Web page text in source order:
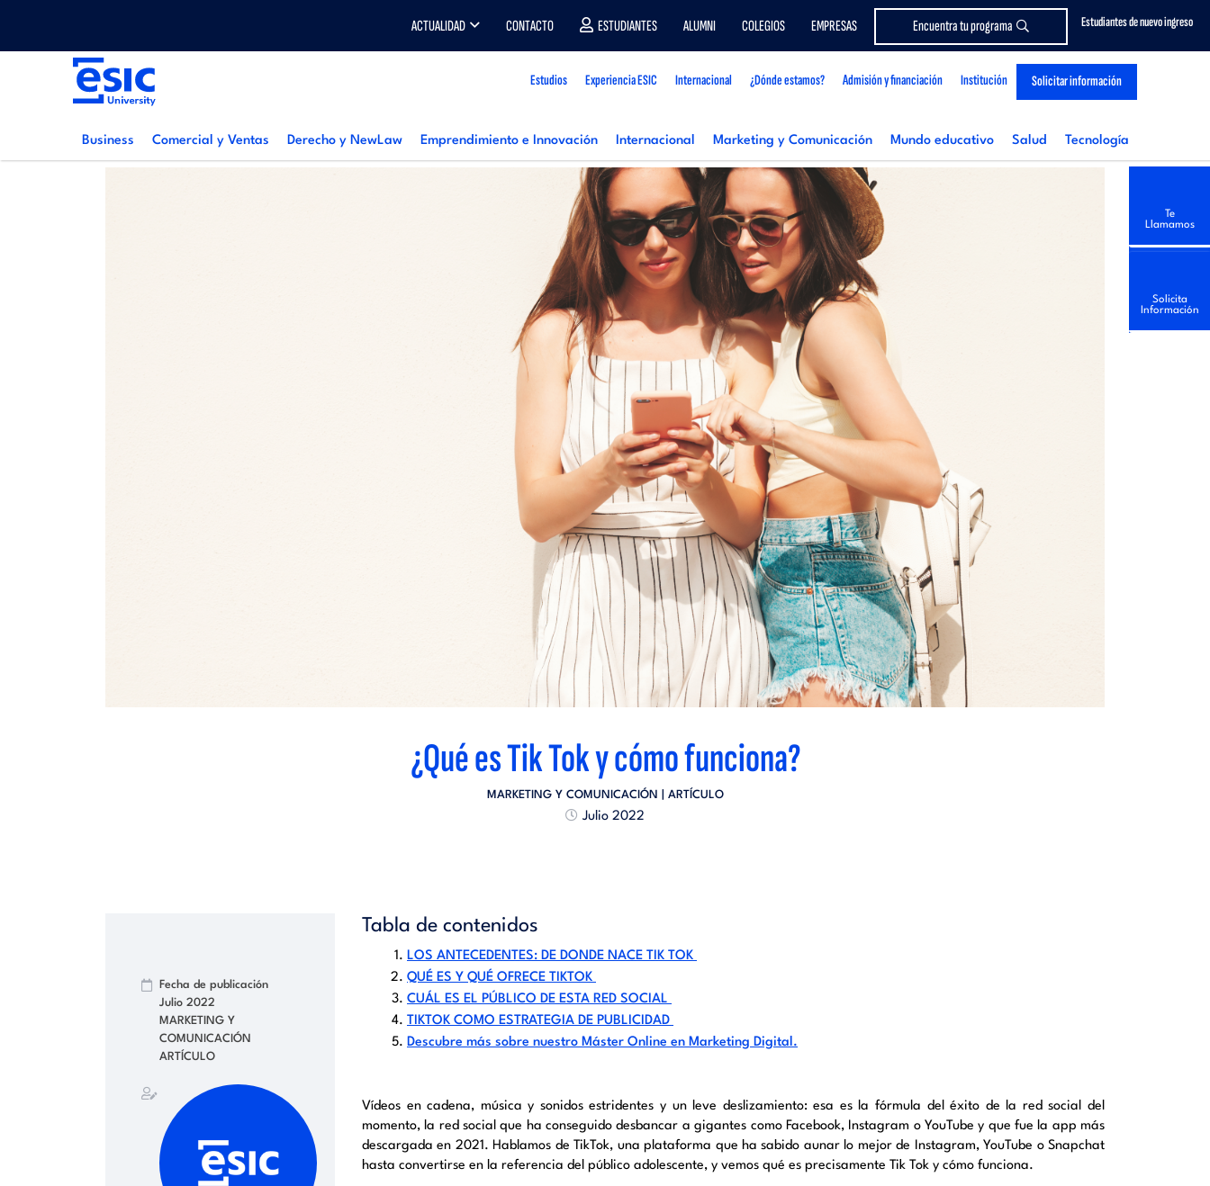
Estudiantes de nuevo ingreso
ACTUALIDAD CONTACTO ESTUDIANTES ALUMNI COLEGIOS EMPRESAS Encuentra tu programa
Estudios Experiencia ESIC Internacional ¿Dónde estamos? Admisión y financiación Institución Solicitar información
Business Comercial y Ventas Derecho y NewLaw Emprendimiento e Innovación Internacional Marketing y Comunicación Mundo educativo Salud Tecnología
¿Qué es Tik Tok y cómo funciona?
MARKETING Y COMUNICACIÓN | ARTÍCULO
Julio 2022
Fecha de publicación
Julio 2022
MARKETING Y
COMUNICACIÓN
ARTÍCULO
Tabla de contenidos
LOS ANTECEDENTES: DE DONDE NACE TIK TOK
QUÉ ES Y QUÉ OFRECE TIKTOK
CUÁL ES EL PÚBLICO DE ESTA RED SOCIAL
TIKTOK COMO ESTRATEGIA DE PUBLICIDAD
Descubre más sobre nuestro Máster Online en Marketing Digital.
Vídeos en cadena, música y sonidos estridentes y un leve deslizamiento: esa es la fórmula del éxito de la red social del
momento, la red social que ha conseguido desbancar a gigantes como Facebook, Instagram o YouTube y que fue la app más
descargada en 2021. Hablamos de TikTok, una plataforma que ha sabido aunar lo mejor de Instagram, YouTube o Snapchat
hasta convertirse en la referencia del público adolescente, y vemos qué es precisamente Tik Tok y cómo funciona.
Te
Llamamos
Solicita
Información